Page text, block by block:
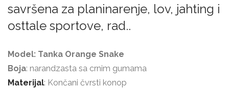
savršena za planinarenje, lov, jahting i
osttale sportove, rad..
Model: Tanka Orange Snake
Boja: narandzasta sa crnim gumama
Materijal: Končani čvrsti konop